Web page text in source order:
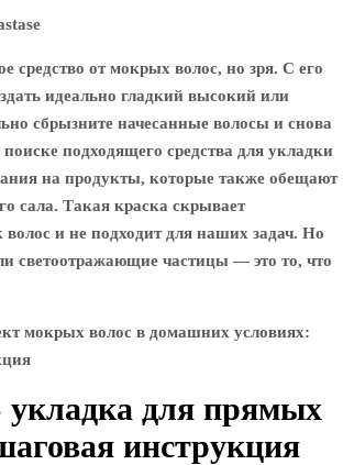
средство от мокрых волос, но зря. С его
идеально гладкий высокий или
сбрызните начесанные волосы и снова
подходящего средства для укладки
на продукты, которые также обещают
сала. Такая краска скрывает
волос и не подходит для наших задач. Но
светоотражающие частицы — это то, что
для прямых
инструкция